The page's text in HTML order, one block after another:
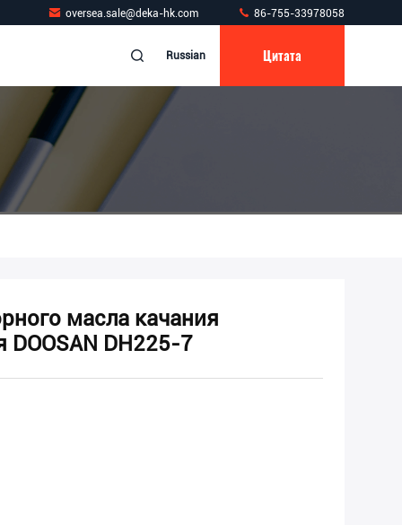
oversea.sale@deka-hk.com 86-755-33978058
Russian Цитата
масла качания
DOOSAN DH225-7